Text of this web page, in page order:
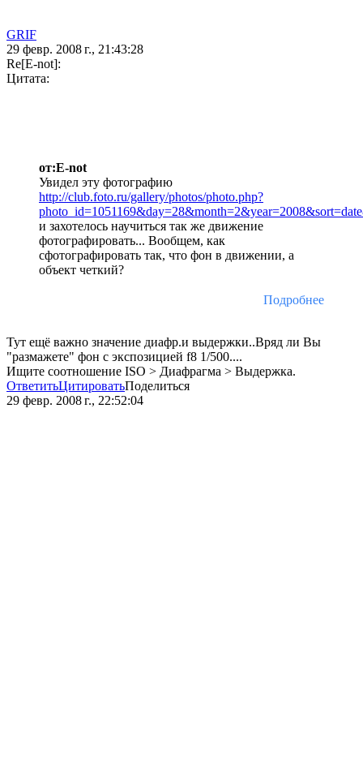
GRIF
29 февр. 2008 г., 21:43:28
Re[E-not]:
Цитата:
от:E-not
Увидел эту фотографию
http://club.foto.ru/gallery/photos/photo.php?
и захотелось научиться так же движение
фотографировать... Вообщем, как
сфотографировать так, что фон в движении, а
объект четкий?
Подробнее
Тут ещё важно значение диафр.и выдержки..Вряд ли Вы
"размажете" фон с экспозицией f8 1/500....
Ищите соотношение ISO > Диафрагма > Выдержка.
ОтветитьЦитироватьПоделиться
29 февр. 2008 г., 22:52:04